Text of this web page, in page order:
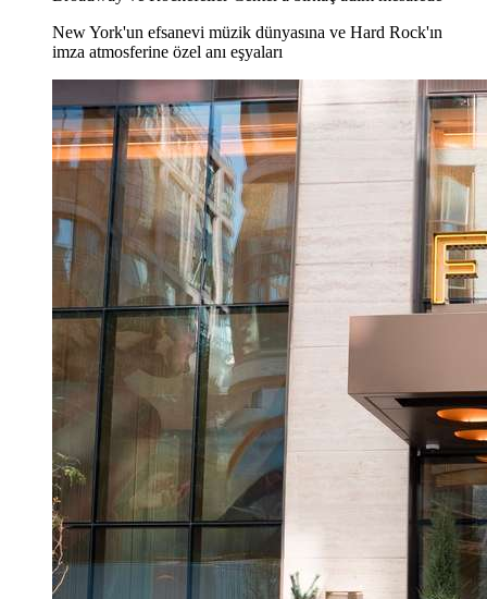
New York'un efsanevi müzik dünyasına ve Hard Rock'ın
imza atmosferine özel anı eşyaları